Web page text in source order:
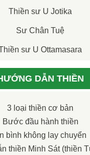
Thiền sư U Jotika
Sư Chân Tuệ
sư U Ottamasara
DẪN THIỀN
3 loại thiền cơ bản
Bước đầu hành thiền
bình không lay chuyển
thiền Minh Sát (thiền